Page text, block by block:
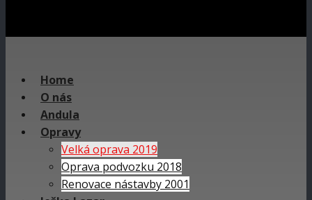
Home
O nás
Andula
Opravy
Velká oprava 2019
Oprava podvozku 2018
Renovace nástavby 2001